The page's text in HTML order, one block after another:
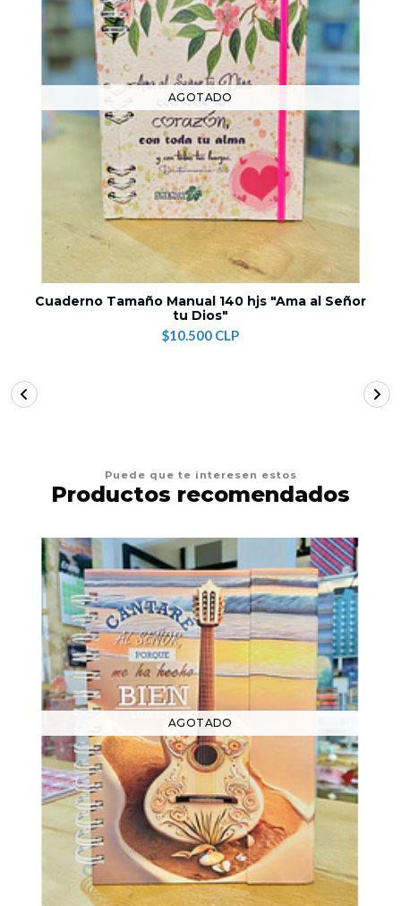
AGOTADO
Cuaderno Tamaño Manual 140 hjs "Ama al Señor
tu Dios"
$10.500 CLP
Puede que te interesen estos
Productos recomendados
AGOTADO